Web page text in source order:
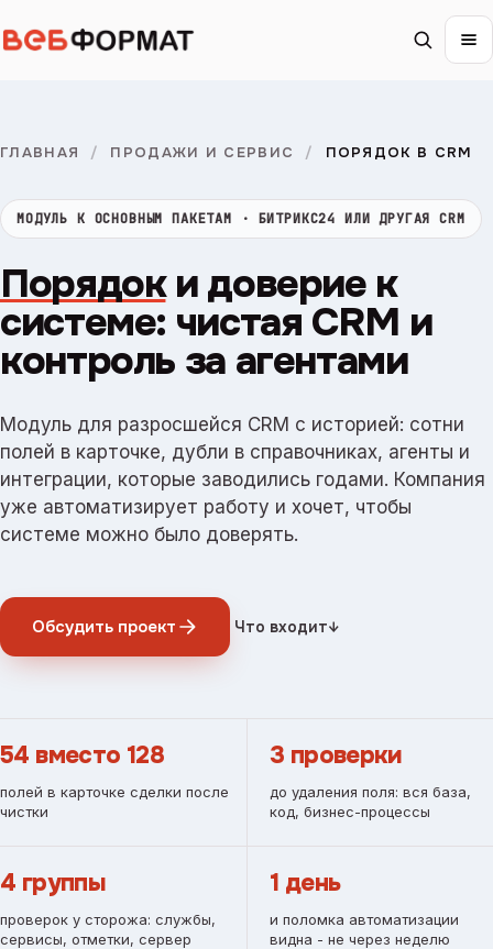
ГЛАВНАЯ / ПРОДАЖИ И СЕРВИС / ПОРЯДОК В CRM
МОДУЛЬ К ОСНОВНЫМ ПАКЕТАМ · БИТРИКС24 ИЛИ ДРУГАЯ CRM
Порядоки доверие к
системе: чистая CRM и
контроль за агентами
Модуль для разросшейся CRM с историей: сотни
полей в карточке, дубли в справочниках, агенты и
интеграции, которые заводились годами. Компания
уже автоматизирует работу и хочет, чтобы
системе можно было доверять.
Обсудить проект Что входит↓
54 вместо 128
полей в карточке сделки после
чистки
3 проверки
до удаления поля: вся база,
код, бизнес-процессы
4 группы
проверок у сторожа: службы,
сервисы, отметки, сервер
1 день
и поломка автоматизации
видна - не через неделю